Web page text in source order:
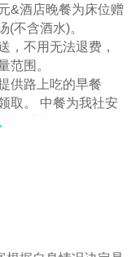
&酒店晚餐为床位赠
(不含酒水)。
，不用无法退费，
范围。
供路上吃的早餐
取。 中餐为我社安
据季节或作调整，
餐费不以个人用餐
敬请谅解。用餐后
解服务，行程内导
讲解，问题处理；